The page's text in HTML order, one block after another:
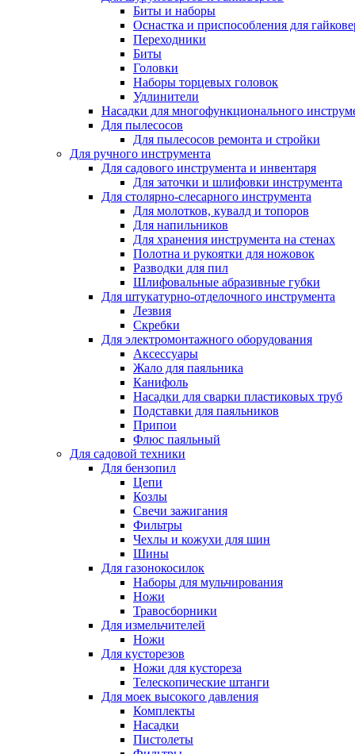
Биты и наборы
Оснастка и приспособления для
Переходники
Биты
Головки
Наборы торцевых головок
Удлинители
Насадки для многофункционального
Для пылесосов
Для пылесосов ремонта и стройки
Для ручного инструмента
Для садового инструмента и инвентаря
Для заточки и шлифовки инструмента
Для столярно-слесарного инструмента
Для молотков, кувалд и топоров
Для напильников
Для хранения инструмента на стенах
Полотна и рукоятки для ножовок
Разводки для пил
Шлифовальные абразивные губки
Для штукатурно-отделочного инструмента
Лезвия
Скребки
Для электромонтажного оборудования
Аксессуары
Жало для паяльника
Канифоль
Насадки для сварки пластиковых труб
Подставки для паяльников
Припои
Флюс паяльный
Для садовой техники
Для бензопил
Цепи
Козлы
Свечи зажигания
Фильтры
Чехлы и кожухи для шин
Шины
Для газонокосилок
Наборы для мульчирования
Ножи
Травосборники
Для измельчителей
Ножи
Для кусторезов
Ножи для кустореза
Телескопические штанги
Для моек высокого давления
Комплекты
Насадки
Пистолеты